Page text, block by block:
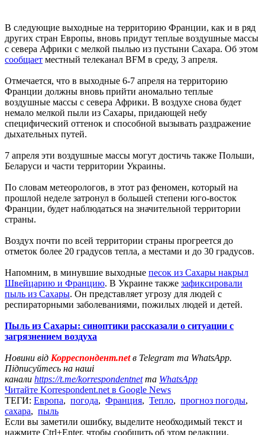
В следующие выходные на территорию Франции, как и в ряд
других стран Европы, вновь придут теплые воздушные массы
с севера Африки с мелкой пылью из пустыни Сахара. Об этом
сообщает местный телеканал BFM в среду, 3 апреля.
Отмечается, что в выходные 6-7 апреля на территорию
Франции должны вновь прийти аномально теплые
воздушные массы с севера Африки. В воздухе снова будет
немало мелкой пыли из Сахары, придающей небу
специфический оттенок и способной вызывать раздражение
дыхательных путей.
7 апреля эти воздушные массы могут достичь также Польши,
Беларуси и части территории Украины.
По словам метеорологов, в этот раз феномен, который на
прошлой неделе затронул в большей степени юго-восток
Франции, будет наблюдаться на значительной территории
страны.
Воздух почти по всей территории страны прогреется до
отметок более 20 градусов тепла, а местами и до 30 градусов.
Напомним, в минувшие выходные песок из Сахары накрыл
Швейцарию и Францию. В Украине также зафиксировали
пыль из Сахары. Он представляет угрозу для людей с
респираторными заболеваниями, пожилых людей и детей.
Пыль из Сахары: синоптики рассказали о ситуации с
загрязнением воздуха
Новини від Корреспондент.netв Telegram та WhatsApp.
Підписуйтесь на наші
канали https://t.me/korrespondentnetта WhatsApp
Читайте Korrespondent.net в Google News
ТЕГИ: Европа, погода, Франция, Тепло, прогноз погоды,
сахара, пыль
Если вы заметили ошибку, выделите необходимый текст и
нажмите Ctrl+Enter, чтобы сообщить об этом редакции.